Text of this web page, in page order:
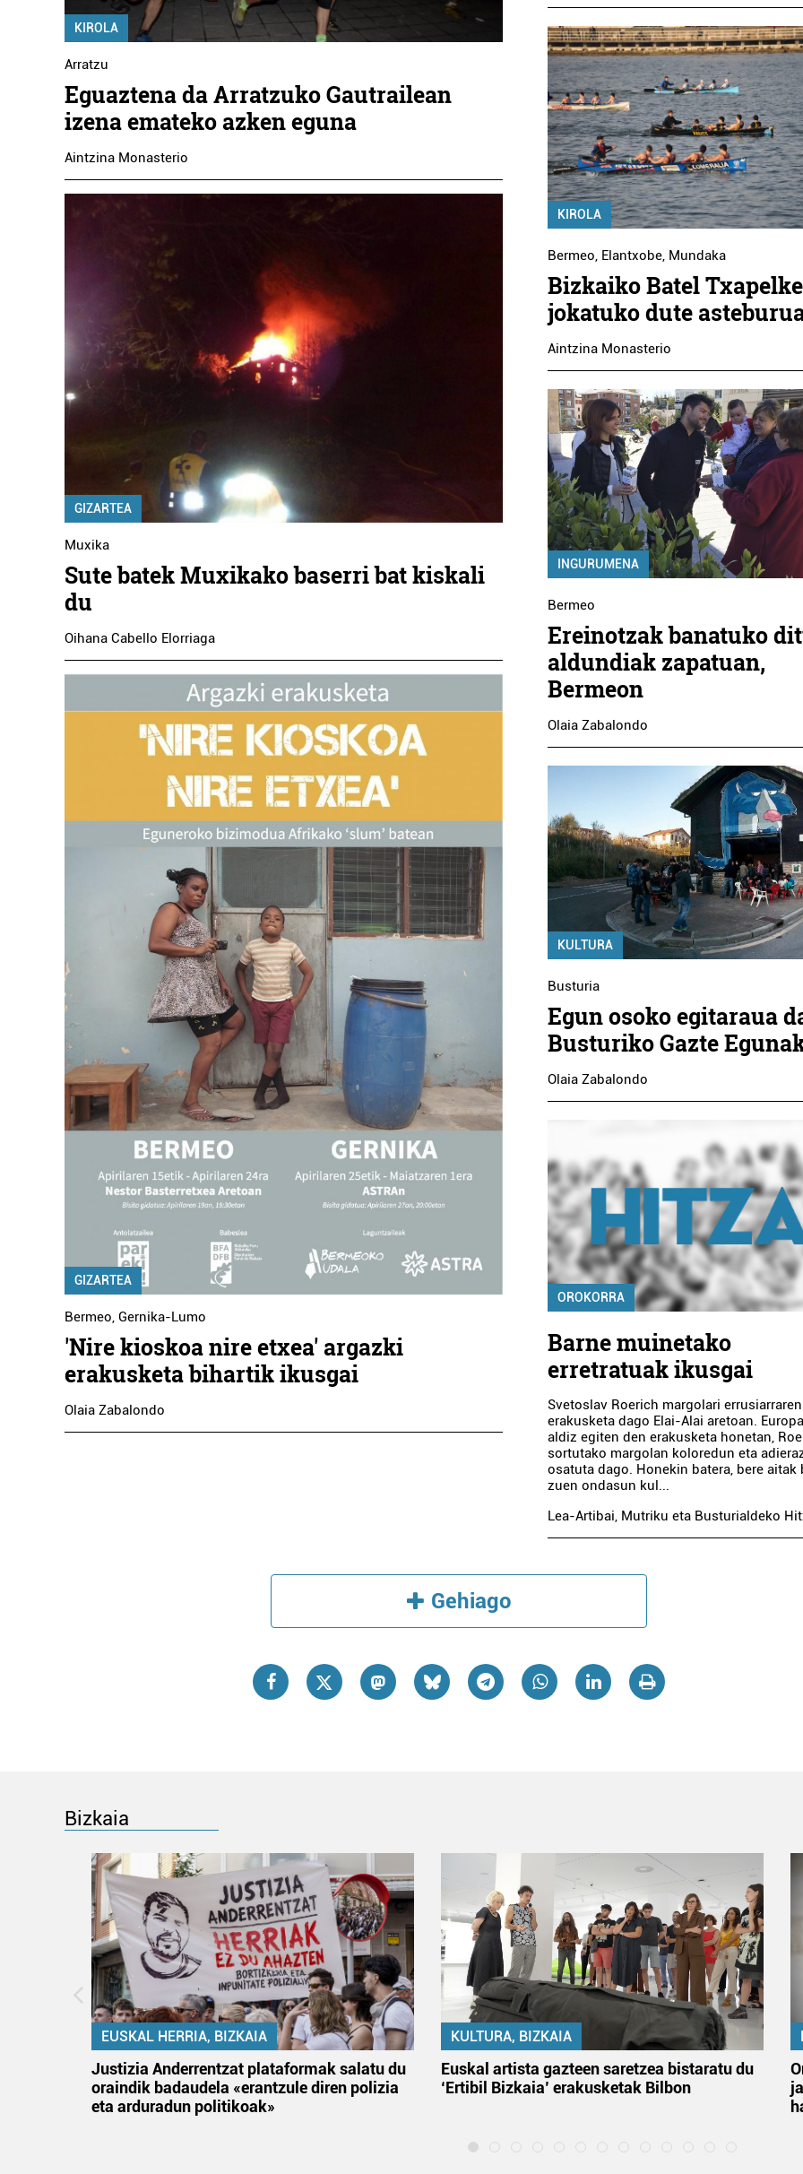
KIROLA
Arratzu
Eguaztena da Arratzuko Gautrailean
izena emateko azken eguna
Aintzina Monasterio
GIZARTEA
Muxika
Sute batek Muxikako baserri bat kiskali
du
Oihana Cabello Elorriaga
GIZARTEA
Bermeo, Gernika-Lumo
'Nire kioskoa nire etxea' argazki
erakusketa bihartik ikusgai
Olaia Zabalondo
KIROLA
Bermeo, Elantxobe, Mundaka
Bizkaiko Batel
jokatuko dute
Aintzina Monasterio
INGURUMENA
Bermeo
Ereinotzak banatuko
aldundiak zapatuan,
Bermeon
Olaia Zabalondo
KULTURA
Busturia
Egun osoko egitaraua
Busturiko Gazte
Olaia Zabalondo
OROKORRA
Barne muinetako
erretratuak ikusgai
Svetoslav Roerich margolari errusiarraren
erakusketa dago Elai-Alai aretoan.
aldiz egiten den erakusketa honetan,
sortutako margolan koloredun eta
osatuta dago. Honekin batera, bere aitak
zuen ondasun kul...
Lea-Artibai, Mutriku eta Busturialdeko
Gehiago
Bizkaia
EUSKAL HERRIA, BIZKAIA
Justizia Anderrentzat plataformak salatu du
oraindik badaudela «erantzule diren polizia
eta arduradun politikoak»
KULTURA, BIZKAIA
Euskal artista gazteen saretzea bistaratu du
‘Ertibil Bizkaia’ erakusketak Bilbon